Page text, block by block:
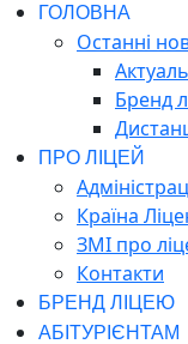
ГОЛОВНА
Останні
Бренд
ПРО ЛІЦЕЙ
Країна
ЗМІ про
Контакти
БРЕНД ЛІЦЕЮ
АБІТУРІЄНТАМ